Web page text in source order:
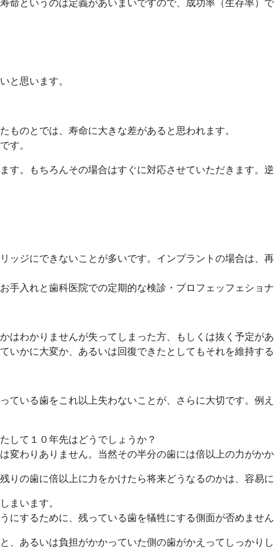
と思います。
のとでは、寿命に大きな差があると思われます。
す。
す。もちろんその場合はすぐに対応させていただきます。
ッジにできないことが多いです。インプラントの場合は、
手入れと歯科医院での定期的な検診・プロフェッフェショ
はわかりませんが失ってしまった方、もしくは抜く予定が
いかに大変か、あるいは回復できたとしてもそれを維持す
ている歯をこれ以上失わないことが、さらに大切です。例
して１０年先はどうでしょうか？
変わりありません。当然その半分の歯には倍以上の力がか
りの歯に倍以上に力をかけたら将来どうなるのかは、容易
まいます。
にするために、残っている歯を犠牲にする側面が否めませ
、あるいは負担がかかっていた側の歯がかえってしっかり